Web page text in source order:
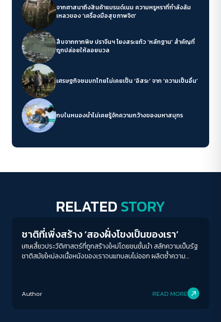
จากศาสนาถึงสินค้าแบรนด์เนม ความหรูหราที่กำลังล้ม
เหลวของ ‘เครื่องมือสุขภาพจิต’
สืบจากกากพิษ ปราจีนฯ โยงสระแก้ว ‘หลักฐาน’ สำคัญที่
ถูกปล่อยให้ลอยนวล
เศรษฐกิจชนบทไทยไม่เคยเป็น ‘อิสระ’ จาก ‘ความเป็นอื่น’
กบในหนองน้ำไม่เคยรู้จักความกว้างของมหาสมุทร
RELATED STORY
ชาติที่เพิ่งสร้าง ‘สองฝั่งโขงเป็นของเรา’
เศษเสี้ยวประวัติศาสตร์ที่ถูกสร้างใหม่โดยชนชั้นนำ สลักความเป็นรัฐ
ชาติสมัยใหม่ลงเนื้อหนังของเราจนแทบลบไม่ออก ผลิตซ้ำความ
Author READ MORE